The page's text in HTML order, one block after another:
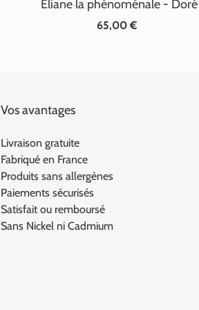
Éliane la phénoménale - Doré
Prix
65,00 €
Vos avantages
Livraison gratuite
Fabriqué en France
Produits sans allergènes
Paiements sécurisés
Satisfait ou remboursé
Sans Nickel ni Cadmium